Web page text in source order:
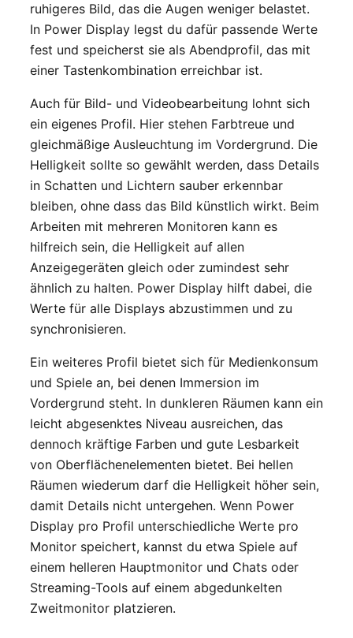
ruhigeres Bild, das die Augen weniger belastet.
In Power Display legst du dafür passende Werte
fest und speicherst sie als Abendprofil, das mit
einer Tastenkombination erreichbar ist.
Auch für Bild- und Videobearbeitung lohnt sich
ein eigenes Profil. Hier stehen Farbtreue und
gleichmäßige Ausleuchtung im Vordergrund. Die
Helligkeit sollte so gewählt werden, dass Details
in Schatten und Lichtern sauber erkennbar
bleiben, ohne dass das Bild künstlich wirkt. Beim
Arbeiten mit mehreren Monitoren kann es
hilfreich sein, die Helligkeit auf allen
Anzeigegeräten gleich oder zumindest sehr
ähnlich zu halten. Power Display hilft dabei, die
Werte für alle Displays abzustimmen und zu
synchronisieren.
Ein weiteres Profil bietet sich für Medienkonsum
und Spiele an, bei denen Immersion im
Vordergrund steht. In dunkleren Räumen kann ein
leicht abgesenktes Niveau ausreichen, das
dennoch kräftige Farben und gute Lesbarkeit
von Oberflächenelementen bietet. Bei hellen
Räumen wiederum darf die Helligkeit höher sein,
damit Details nicht untergehen. Wenn Power
Display pro Profil unterschiedliche Werte pro
Monitor speichert, kannst du etwa Spiele auf
einem helleren Hauptmonitor und Chats oder
Streaming-Tools auf einem abgedunkelten
Zweitmonitor platzieren.